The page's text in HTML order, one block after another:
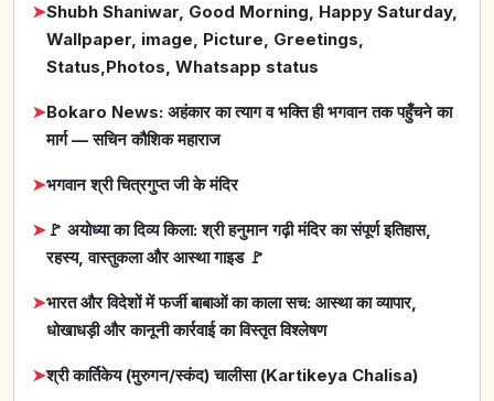
➤Shubh Shaniwar, Good Morning, Happy Saturday,
Wallpaper, image, Picture, Greetings,
Status,Photos, Whatsapp status
➤Bokaro News: अहंकार का त्याग व भक्ति ही भगवान तक पहुँचने का
मार्ग — सचिन कौशिक महाराज
➤भगवान श्री चित्रगुप्त जी के मंदिर
➤🚩 अयोध्या का दिव्य किला: श्री हनुमान गढ़ी मंदिर का संपूर्ण इतिहास,
रहस्य, वास्तुकला और आस्था गाइड 🚩
➤भारत और विदेशों में फर्जी बाबाओं का काला सच: आस्था का व्यापार,
धोखाधड़ी और कानूनी कार्रवाई का विस्तृत विश्लेषण
➤श्री कार्तिकेय (मुरुगन/स्कंद) चालीसा (Kartikeya Chalisa)